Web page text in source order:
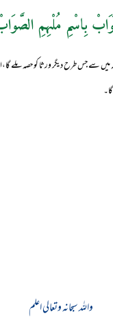
بِاسْمِ مُلْہِمِ
سے جس طرح دیگر ورثا کو حصہ ملے
واللہ سبحانہ وتعالی اعلم